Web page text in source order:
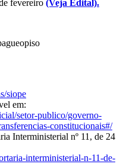
fevereiro (Veja Edital).
siope
em:
setor-publico/governo-
constitucionais#/
Interministerial nº 11, de 24
interministerial-n-11-de-